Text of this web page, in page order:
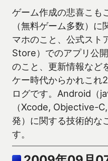
ゲーム作成の悲喜こも
（無料ゲーム多数）
マホのこと、公式ス
Store）でのアプリ公
のこと、更新情報など
ケー時代からかれこれ
ログです。Android（
（Xcode, Objective-
発）に関する技術的な
す。